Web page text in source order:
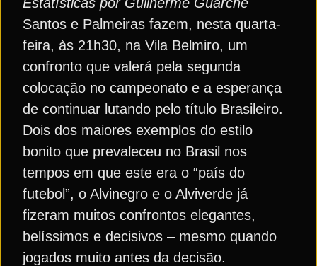
Santos e Palmeiras fazem, nesta quarta-
feira, às 21h30, na Vila Belmiro, um
confronto que valerá pela segunda
colocação no campeonato e a esperança
de continuar lutando pelo título Brasileiro.
Dois dos maiores exemplos do estilo
bonito que prevaleceu no Brasil nos
tempos em que este era o “país do
futebol”, o Alvinegro e o Alviverde já
fizeram muitos confrontos elegantes,
belíssimos e decisivos – mesmo quando
jogados muito antes da decisão.